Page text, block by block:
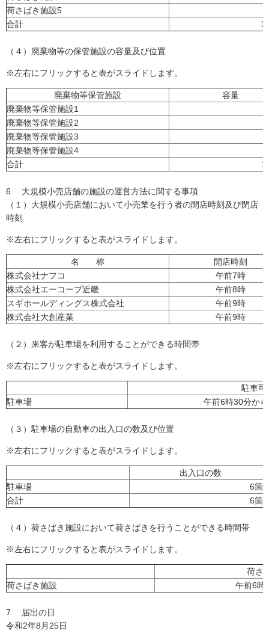
荷さばき施設5
合計
（４）廃棄物等の保管施設の容量及び位置
※左右にフリックすると表がスライドします。
廃棄物等保管施設
容量
廃棄物等保管施設1
廃棄物等保管施設2
廃棄物等保管施設3
廃棄物等保管施設4
合計
6 大規模小売店舗の施設の運営方法に関する事項
（１）大規模小売店舗において小売業を行う者の開店時刻及び閉店
時刻
※左右にフリックすると表がスライドします。
名 称
開店時刻
株式会社ナフコ
午前7時
株式会社エーコープ近畿
午前8時
スギホールディングス株式会社
午前9時
株式会社大創産業
午前9時
（２）来客が駐車場を利用することができる時間帯
※左右にフリックすると表がスライドします。
駐車可
駐車場
午前6時30分か
（３）駐車場の自動車の出入口の数及び位置
※左右にフリックすると表がスライドします。
出入口の数
駐車場
6箇
合計
6箇
（４）荷さばき施設において荷さばきを行うことができる時間帯
※左右にフリックすると表がスライドします。
荷さ
荷さばき施設
午前6時
7 届出の日
令和2年8月25日